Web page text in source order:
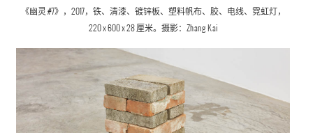
《幽灵 #7》，2017，铁、清漆、镀锌板、塑料帆布、胶、电线、霓虹灯，
220 x 600 x 28 厘米。摄影： Zhang Kai